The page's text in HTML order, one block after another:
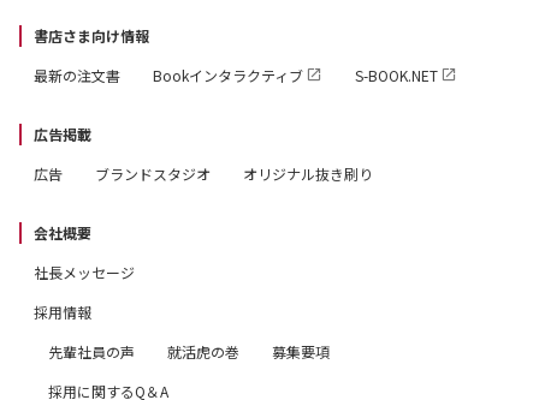
書店さま向け情報
最新の注文書
Bookインタラクティブ S-BOOK.NET
広告掲載
広告
ブランドスタジオ オリジナル抜き刷り
会社概要
社長メッセージ
採用情報
先輩社員の声
就活虎の巻
募集要項
採用に関するQ＆A